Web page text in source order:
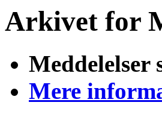
Arkivet for
Meddelelser
Mere